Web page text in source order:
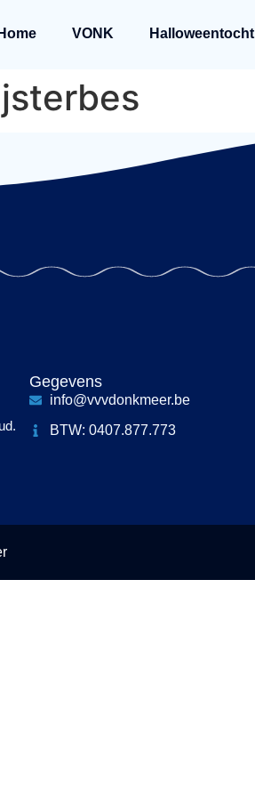
Home VONK Halloweentocht
Gegevens
info@vvvdonkmeer.be
BTW: 0407.877.773